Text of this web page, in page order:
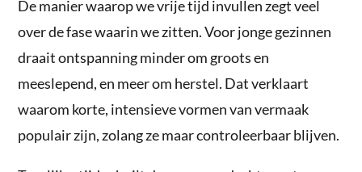
De manier waarop we vrije tijd invullen zegt veel
over de fase waarin we zitten. Voor jonge gezinnen
draait ontspanning minder om groots en
meeslepend, en meer om herstel. Dat verklaart
waarom korte, intensieve vormen van vermaak
populair zijn, zolang ze maar controleerbaar blijven.